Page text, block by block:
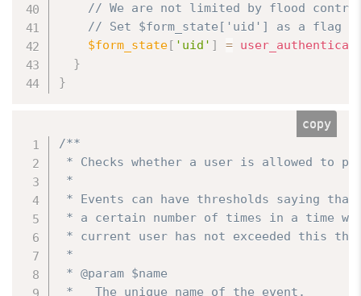
// We are not limited by flood
// Set $form_state['uid'] as a flag
$form_state[ 'uid' ] =
}
}
/**
* Checks whether a user is allowed to
*
* Events can have thresholds saying
* a certain number of times in a time
* current user has not exceeded this
*
* @param $name
*   The unique name of the event.
copy